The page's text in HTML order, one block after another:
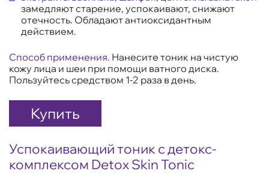
замедляют старение, успокаивают, снижают
отечность. Обладают антиоксидантным
действием.
Способ применения. Нанесите тоник на чистую
кожу лица и шеи при помощи ватного диска.
Пользуйтесь средством 1-2 раза в день.
Купить
Успокаивающий тоник с детокс-
комплексом Detox Skin Tonic